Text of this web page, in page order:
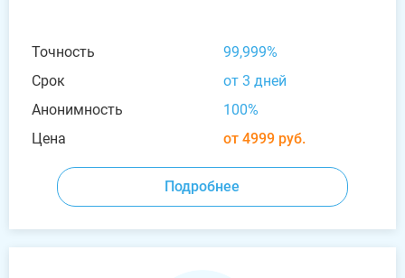
Точность
99,999%
Срок
от 3 дней
Анонимность
100%
Цена
от 4999 руб.
Подробнее